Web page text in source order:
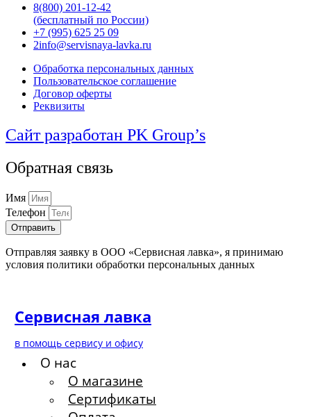
8(800) 201-12-42
(бесплатный по России)
+7 (995) 625 25 09
2info@servisnaya-lavka.ru
Обработка персональных данных
Пользовательское соглашение
Договор оферты
Реквизиты
Сайт разработан PK Group’s
Обратная связь
Имя
Телефон
Отправить
Отправляя заявку в ООО «Сервисная лавка», я принимаю
условия политики обработки персональных данных
Сервисная лавка
в помощь сервису и офису
О нас
О магазине
Сертификаты